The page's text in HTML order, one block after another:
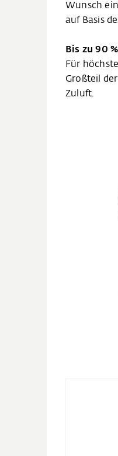
Wunsch
auf Basis
Bis zu 90
Für
Großteil
Zuluft.